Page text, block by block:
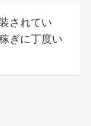
されてい
ぎに丁度い